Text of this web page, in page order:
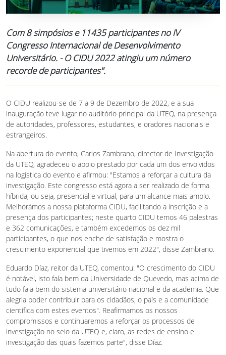
Com 8 simpósios e 11435 participantes no IV
Congresso Internacional de Desenvolvimento
Universitário. - O CIDU 2022 atingiu um número
recorde de participantes".
O CIDU realizou-se de 7 a 9 de Dezembro de 2022, e a sua
inauguração teve lugar no auditório principal da UTEQ, na presença
de autoridades, professores, estudantes, e oradores nacionais e
estrangeiros.
Na abertura do evento, Carlos Zambrano, director de Investigação
da UTEQ, agradeceu o apoio prestado por cada um dos envolvidos
na logística do evento e afirmou: "Estamos a reforçar a cultura da
investigação. Este congresso está agora a ser realizado de forma
híbrida, ou seja, presencial e virtual, para um alcance mais amplo.
Melhorámos a nossa plataforma CIDU, facilitando a inscrição e a
presença dos participantes; neste quarto CIDU temos 46 palestras
e 362 comunicações, e também excedemos os dez mil
participantes, o que nos enche de satisfação e mostra o
crescimento exponencial que tivemos em 2022", disse Zambrano.
Eduardo Díaz, reitor da UTEQ, comentou: "O crescimento do CIDU
é notável, isto fala bem da Universidade de Quevedo, mas acima de
tudo fala bem do sistema universitário nacional e da academia. Que
alegria poder contribuir para os cidadãos, o país e a comunidade
científica com estes eventos". Reafirmamos os nossos
compromissos e continuaremos a reforçar os processos de
investigação no seio da UTEQ e, claro, as redes de ensino e
investigação das quais fazemos parte", disse Díaz.